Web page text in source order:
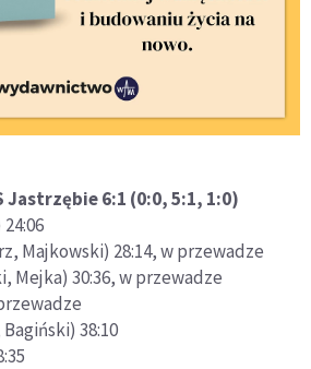
Jastrzębie 6:1 (0:0, 5:1, 1:0)
Majkowski) 28:14, w przewadze
Mejka) 30:36, w przewadze
38:10